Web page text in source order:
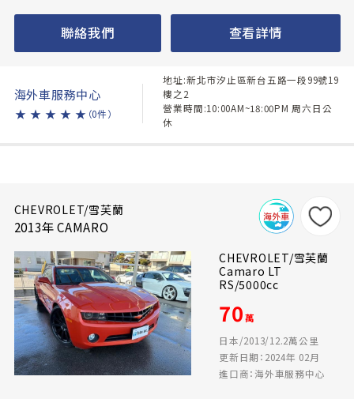
聯絡我們 查看詳情
海外車服務中心
★ ★ ★ ★ ★ （0件）
地址:新北市汐止區新台五路一段99號19
樓之2
營業時間:10:00AM~18:00PM 周六日公
休
CHEVROLET/雪芙蘭
2013年 CAMARO
CHEVROLET/雪芙蘭
Camaro LT
RS/5000cc
70萬
日本/2013/12.2萬公里
更新日期：2024年 02月
進口商：海外車服務中心